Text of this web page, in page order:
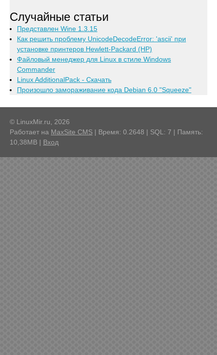
Случайные статьи
Представлен Wine 1.3.15
Как решить проблему UnicodeDecodeError: 'ascii' при
установке принтеров Hewlett-Packard (HP)
Файловый менеджер для Linux в стиле Windows
Commander
Linux AdditionalPack - Скачать
Произошло замораживание кода Debian 6.0 "Squeeze"
© LinuxMir.ru, 2026
Работает на MaxSite CMS | Время: 0.2648 | SQL: 7 | Память:
10,38MB | Вход